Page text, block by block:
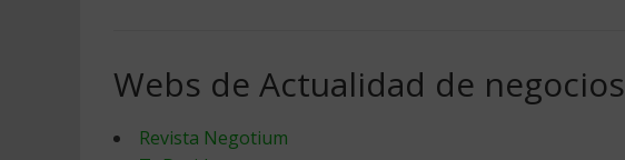
Webs de Actualidad de negocios
Revista Negotium